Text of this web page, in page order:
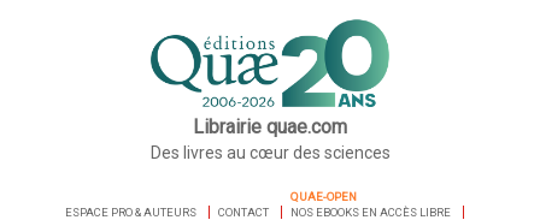
Librairie quae.com
Des livres au cœur des sciences
ESPACE PRO & AUTEURS CONTACT
QUAE-OPEN
NOS EBOOKS EN ACCÈS LIBRE